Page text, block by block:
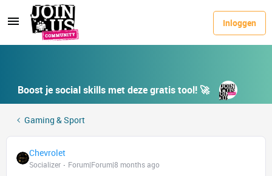
Inloggen
Boost je social skills met deze gratis tool! 🚀
Gaming & Sport
Chevrolet
Socializer Forum|Forum|8 months ago